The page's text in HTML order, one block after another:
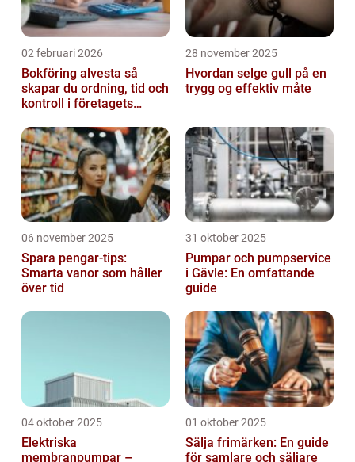
02 februari 2026
Bokföring alvesta så
skapar du ordning, tid och
kontroll i företagets
28 november 2025
Hvordan selge gull på en
trygg og effektiv måte
06 november 2025
Spara pengar-tips:
Smarta vanor som håller
över tid
31 oktober 2025
Pumpar och pumpservice
i Gävle: En omfattande
guide
04 oktober 2025
Elektriska
membranpumpar –
01 oktober 2025
Sälja frimärken: En guide
för samlare och säljare